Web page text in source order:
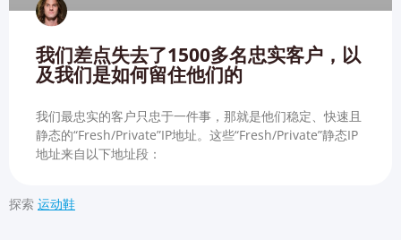
我们差点失去了1500多名忠实客户，以
及我们是如何留住他们的
我们最忠实的客户只忠于一件事，那就是他们稳定、快速且
静态的“Fresh/Private”IP地址。这些“Fresh/Private”静态IP
地址来自以下地址段：
探索 运动鞋